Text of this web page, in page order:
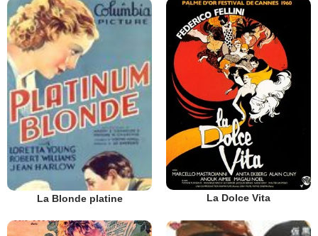
La Blonde platine La Dolce Vita